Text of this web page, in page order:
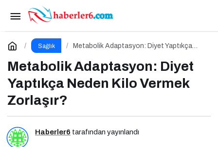
Sağlık
Metabolik Adaptasyon: Diyet Yaptıkça
Metabolik Adaptasyon: Diyet
Yaptıkça Neden Kilo Vermek
Zorlaşır?
Haberler6 tarafından yayınlandı
Metabolik Adaptasyon: Diyet Yaptıkça Neden
Kilo Vermek Zorlaşır?
Yorum Yap